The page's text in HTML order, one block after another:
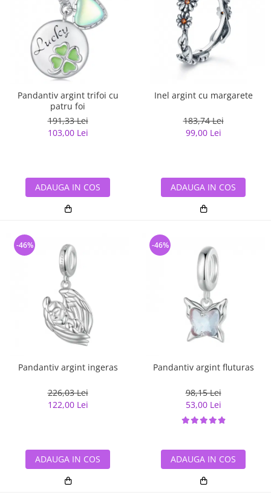
Pandantiv argint trifoi cu
patru foi
191,33 Lei
103,00 Lei
ADAUGA IN COS
Inel argint cu margarete
183,74 Lei
99,00 Lei
ADAUGA IN COS
Pandantiv argint ingeras
226,03 Lei
122,00 Lei
-46%
ADAUGA IN COS
Pandantiv argint fluturas
98,15 Lei
53,00 Lei
-46%
ADAUGA IN COS